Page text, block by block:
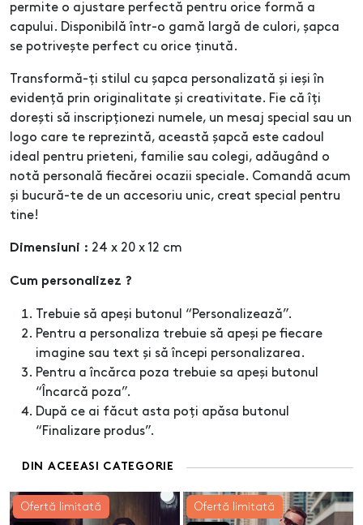
permite o ajustare perfectă pentru orice formă a
capului. Disponibilă într-o gamă largă de culori, șapca
se potrivește perfect cu orice ținută.
Transformă-ți stilul cu șapca personalizată și ieși în
evidență prin originalitate și creativitate. Fie că îți
dorești să inscripționezi numele, un mesaj special sau un
logo care te reprezintă, această șapcă este cadoul
ideal pentru prieteni, familie sau colegi, adăugând o
notă personală fiecărei ocazii speciale. Comandă acum
și bucură-te de un accesoriu unic, creat special pentru
tine!
Dimensiuni : 24 x 20 x 12 cm
Cum personalizez ?
Trebuie să apeși butonul “Personalizează”.
Pentru a personaliza trebuie să apeși pe fiecare
imagine sau text și să începi personalizarea.
Pentru a încărca poza trebuie sa apeși butonul
“Încarcă poza”.
După ce ai făcut asta poți apăsa butonul
“Finalizare produs”.
DIN ACEEASI CATEGORIE
Ofertă limitată Ofertă limitată